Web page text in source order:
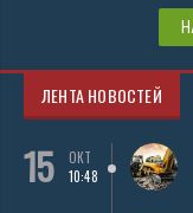
ЛЕНТА НОВОСТЕЙ
15
ОКТ
10:48